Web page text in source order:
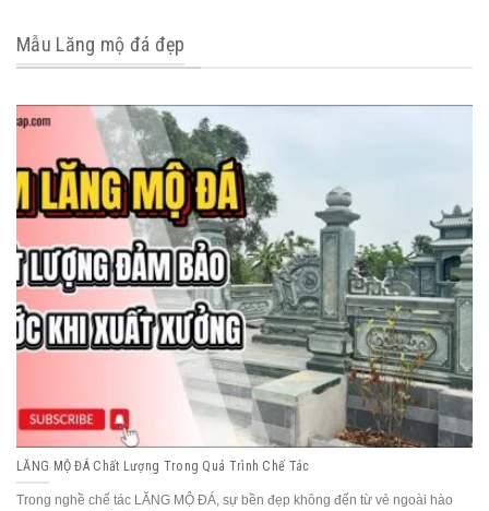
Mẫu Lăng mộ đá đẹp
LĂNG MỘ ĐÁ Chất Lượng Trong Quá Trình Chế Tác
Trong nghề chế tác LĂNG MỘ ĐÁ, sự bền đẹp không đến từ vẻ ngoài hào